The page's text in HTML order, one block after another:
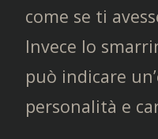
come se ti
Invece lo
può indicare
personalità e